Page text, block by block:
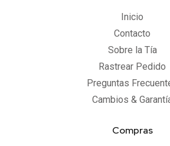
Inicio
Contacto
Sobre la Tía
Rastrear Pedido
Preguntas
Cambios &
Compras